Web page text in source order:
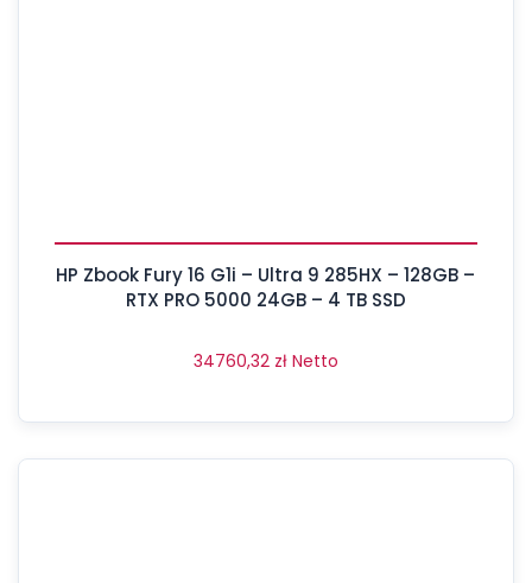
HP Zbook Fury 16 G1i – Ultra 9 285HX – 128GB –
RTX PRO 5000 24GB – 4 TB SSD
34760,32 zł Netto